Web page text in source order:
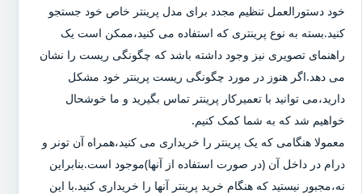
خود دستورالعمل تنظیم مجدد برای مدل پرینتر خاص خود جستجو
کنید.بسته به نوع پرینتری که استفاده می کنید،ممکن است یک
راهنمای تصویری نیز وجود داشته باشد که چگونگی ریست را نشان
می دهد.اگر هنوز در مورد چگونگی ریست پرینتر خود مشکل
دارید،می توانید با تعمیرکار پرینتر تماس بگیرید و ما خوشحال
خواهیم شد که به شما کمک کنیم.
معمولا هنگامی که یک پرینتر را خریداری می کنید،همراه آن تونر و
درام در داخل آن (در صورت استفاده از آنها)موجود است.بنابراین
نه،مجبور نیستید که هنگام خرید پرینتر آنها را خریداری کنید.با این